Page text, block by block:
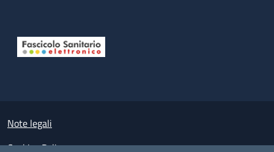
Small prints
Note legali
Cookies Policy